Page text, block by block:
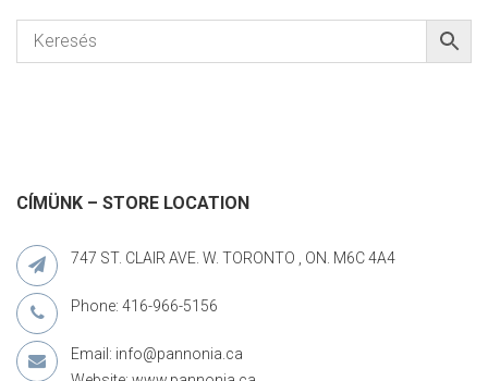
CÍMÜNK – STORE LOCATION
747 ST. CLAIR AVE. W. TORONTO , ON. M6C 4A4
Phone: 416-966-5156
Email: info@pannonia.ca